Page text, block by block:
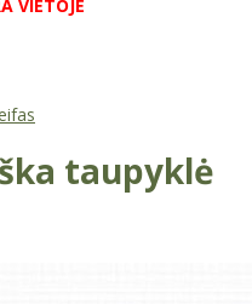
VIETOJE
taupyklė